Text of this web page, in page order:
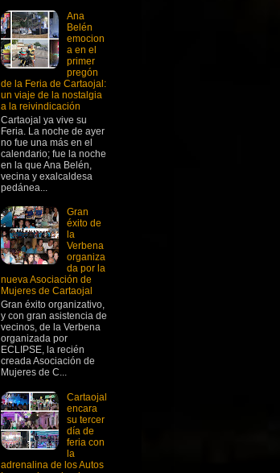
Ana
Belén
emocion
a en el
primer
pregón
de la Feria de Cartaojal:
un viaje de la nostalgia
a la reivindicación
Cartaojal ya vive su
Feria. La noche de ayer
no fue una más en el
calendario; fue la noche
en la que Ana Belén,
vecina y exalcaldesa
pedánea...
Gran
éxito de
la
Verbena
organiza
da por la
nueva Asociación de
Mujeres de Cartaojal
Gran éxito organizativo,
y con gran asistencia de
vecinos, de la Verbena
organizada por
ECLIPSE, la recién
creada Asociación de
Mujeres de C...
Cartaojal
encara
su tercer
día de
feria con
la
adrenalina de los Autos